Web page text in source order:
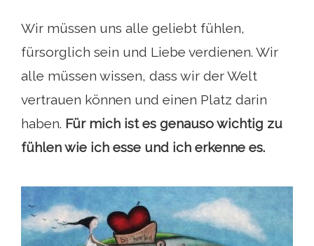
Wir müssen uns alle geliebt fühlen,
fürsorglich sein und Liebe verdienen. Wir
alle müssen wissen, dass wir der Welt
vertrauen können und einen Platz darin
haben. Für mich ist es genauso wichtig zu
fühlen wie ich esse und ich erkenne es.